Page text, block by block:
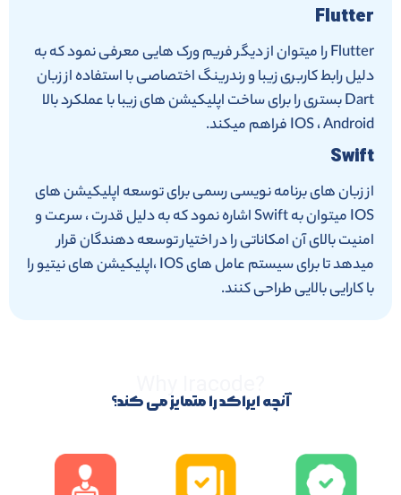
Flutter
Flutter را میتوان از دیگر فریم ورک هایی معرفی نمود که به
دلیل رابط کاربری زیبا و رندرینگ اختصاصی با استفاده از زبان
Dart بستری را برای ساخت اپلیکیشن های زیبا با عملکرد بالا
IOS ، Android فراهم میکند.
Swift
از زبان های برنامه نویسی رسمی برای توسعه اپلیکیشن های
IOS میتوان به Swift اشاره نمود که به دلیل قدرت ، سرعت و
امنیت بالای آن امکاناتی را در اختیار توسعه دهندگان قرار
میدهد تا برای سیستم عامل های IOS ،اپلیکیشن های نیتیو را
با کارایی بالایی طراحی کنند.
آنچه ایراکد را متمایز می کند؟